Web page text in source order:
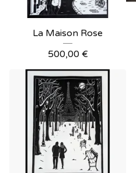
La Maison Rose
500,00 €